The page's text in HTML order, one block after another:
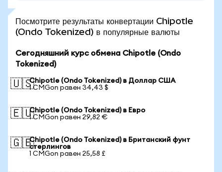
Посмотрите результаты конвертации Chipotle
(Ondo Tokenized) в популярные валюты
Сегодняшний курс обмена Chipotle (Ondo
Tokenized)
🇺🇸Chipotle (Ondo Tokenized) в Доллар США
1 CMGon равен 34,43 $
🇪🇺Chipotle (Ondo Tokenized) в Евро
1 CMGon равен 29,82 €
🇬🇧Chipotle (Ondo Tokenized) в Британский фунт
стерлингов
1 CMGon равен 25,58 £